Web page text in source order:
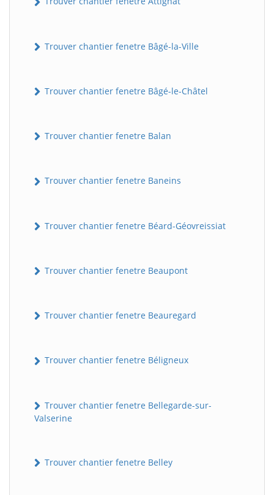
Trouver chantier fenetre Bâgé-la-Ville
Trouver chantier fenetre Bâgé-le-Châtel
Trouver chantier fenetre Balan
Trouver chantier fenetre Baneins
Trouver chantier fenetre Béard-Géovreissiat
Trouver chantier fenetre Beaupont
Trouver chantier fenetre Beauregard
Trouver chantier fenetre Béligneux
Trouver chantier fenetre Bellegarde-sur-
Valserine
Trouver chantier fenetre Belley